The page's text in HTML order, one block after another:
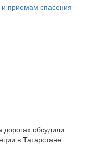
приемам спасения
дорогах обсудили
в Татарстане